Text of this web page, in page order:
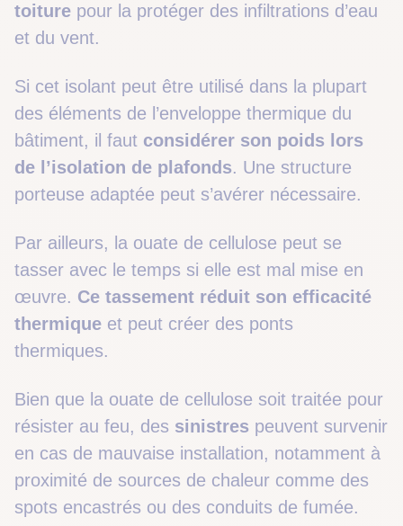
toiture pour la protéger des infiltrations d’eau
et du vent.
Si cet isolant peut être utilisé dans la plupart
des éléments de l’enveloppe thermique du
bâtiment, il faut considérer son poids lors
de l’isolation de plafonds. Une structure
porteuse adaptée peut s’avérer nécessaire.
Par ailleurs, la ouate de cellulose peut se
tasser avec le temps si elle est mal mise en
œuvre. Ce tassement réduit son efficacité
thermique et peut créer des ponts
thermiques.
Bien que la ouate de cellulose soit traitée pour
résister au feu, des sinistres peuvent survenir
en cas de mauvaise installation, notamment à
proximité de sources de chaleur comme des
spots encastrés ou des conduits de fumée.